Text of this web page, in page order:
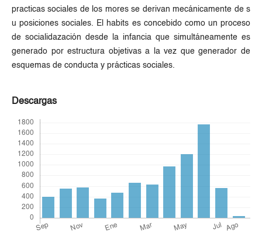
practicas sociales de los mores se derivan mecánicamente de s
u posiciones sociales. El habits es concebido como un proceso
de socialidazación desde la infancia que simultáneamente es
generado por estructura objetivas a la vez que generador de
esquemas de conducta y prácticas sociales.
Descargas